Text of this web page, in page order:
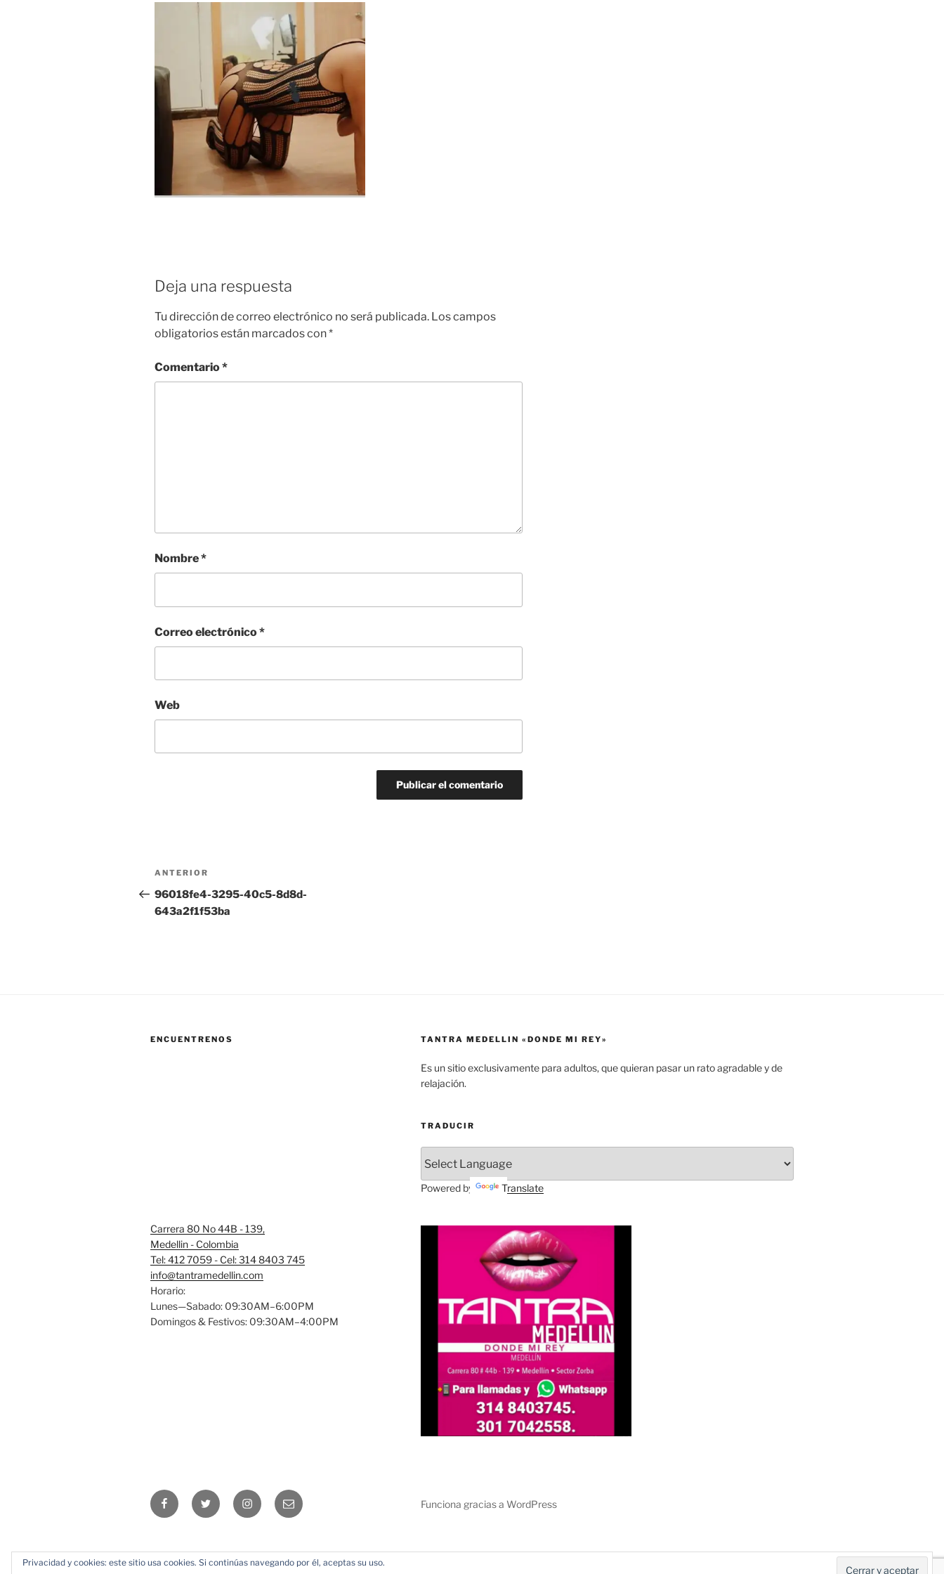
Deja una respuesta
Tu dirección de correo electrónico no será publicada. Los campos
obligatorios están marcados con*
Comentario*
Nombre*
Correo electrónico*
Web
Navegación
de
entradas
Entrada
anterior:
ANTERIOR
96018fe4-3295-40c5-8d8d-
643a2f1f53ba
ENCUENTRENOS
Carrera 80 No 44B - 139,
Medellin - Colombia
Tel: 412 7059 - Cel: 314 8403 745
info@tantramedellin.com
Horario:
Lunes—Sabado: 09:30AM–6:00PM
Domingos & Festivos: 09:30AM–4:00PM
TANTRA MEDELLIN «DONDE MI REY»
Es un sitio exclusivamente para adultos, que quieran pasar un rato agradable y de
relajación.
TRADUCIR
Powered by Translate
FacebookTwitter InstagramEmail Funciona gracias a WordPress
Privacidad y cookies: este sitio usa cookies. Si continúas navegando por él, aceptas su uso.